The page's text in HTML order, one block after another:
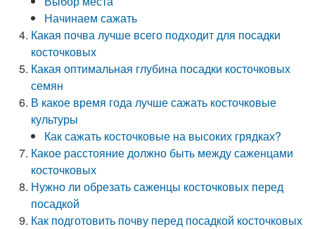
Начинаем сажать
Какая почва лучше всего подходит для посадки
косточковых
Какая оптимальная глубина посадки косточковых
семян
В какое время года лучше сажать косточковые
культуры
Как сажать косточковые на высоких грядках?
Какое расстояние должно быть между саженцами
косточковых
Нужно ли обрезать саженцы косточковых перед
посадкой
Как подготовить почву перед посадкой косточковых